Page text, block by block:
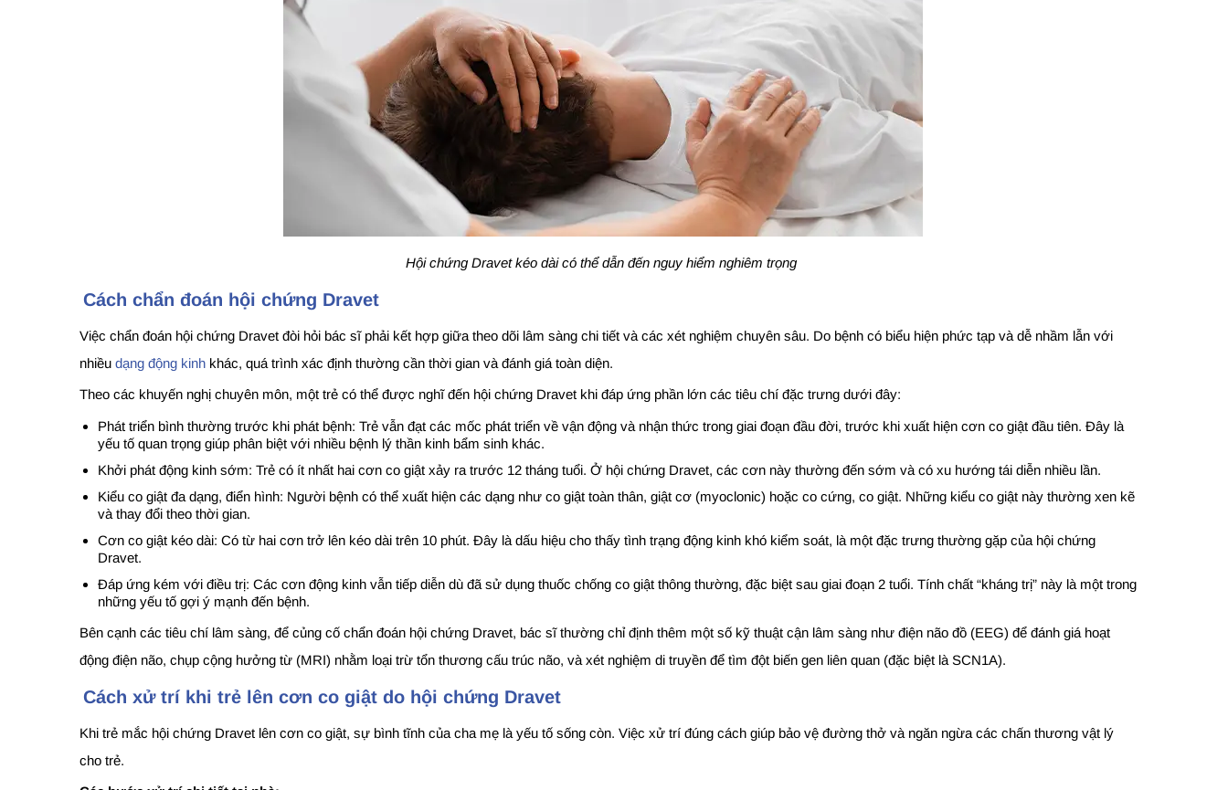
Hội chứng Dravet kéo dài có thể dẫn đến nguy hiểm nghiêm trọng
Cách chẩn đoán hội chứng Dravet
Việc chẩn đoán hội chứng Dravet đòi hỏi bác sĩ phải kết hợp giữa theo dõi lâm sàng chi tiết và các xét nghiệm chuyên sâu. Do bệnh có biểu hiện phức tạp và dễ nhầm lẫn với
nhiều dạng động kinh khác, quá trình xác định thường cần thời gian và đánh giá toàn diện.
Theo các khuyến nghị chuyên môn, một trẻ có thể được nghĩ đến hội chứng Dravet khi đáp ứng phần lớn các tiêu chí đặc trưng dưới đây:
Phát triển bình thường trước khi phát bệnh: Trẻ vẫn đạt các mốc phát triển về vận động và nhận thức trong giai đoạn đầu đời, trước khi xuất hiện cơn co giật đầu tiên. Đây là
yếu tố quan trọng giúp phân biệt với nhiều bệnh lý thần kinh bẩm sinh khác.
Khởi phát động kinh sớm: Trẻ có ít nhất hai cơn co giật xảy ra trước 12 tháng tuổi. Ở hội chứng Dravet, các cơn này thường đến sớm và có xu hướng tái diễn nhiều lần.
Kiểu co giật đa dạng, điển hình: Người bệnh có thể xuất hiện các dạng như co giật toàn thân, giật cơ (myoclonic) hoặc co cứng, co giật. Những kiểu co giật này thường xen kẽ
và thay đổi theo thời gian.
Cơn co giật kéo dài: Có từ hai cơn trở lên kéo dài trên 10 phút. Đây là dấu hiệu cho thấy tình trạng động kinh khó kiểm soát, là một đặc trưng thường gặp của hội chứng
Dravet.
Đáp ứng kém với điều trị: Các cơn động kinh vẫn tiếp diễn dù đã sử dụng thuốc chống co giật thông thường, đặc biệt sau giai đoạn 2 tuổi. Tính chất “kháng trị” này là một trong
những yếu tố gợi ý mạnh đến bệnh.
Bên cạnh các tiêu chí lâm sàng, để củng cố chẩn đoán hội chứng Dravet, bác sĩ thường chỉ định thêm một số kỹ thuật cận lâm sàng như điện não đồ (EEG) để đánh giá hoạt
động điện não, chụp cộng hưởng từ (MRI) nhằm loại trừ tổn thương cấu trúc não, và xét nghiệm di truyền để tìm đột biến gen liên quan (đặc biệt là SCN1A).
Cách xử trí khi trẻ lên cơn co giật do hội chứng Dravet
Khi trẻ mắc hội chứng Dravet lên cơn co giật, sự bình tĩnh của cha mẹ là yếu tố sống còn. Việc xử trí đúng cách giúp bảo vệ đường thở và ngăn ngừa các chấn thương vật lý
cho trẻ.